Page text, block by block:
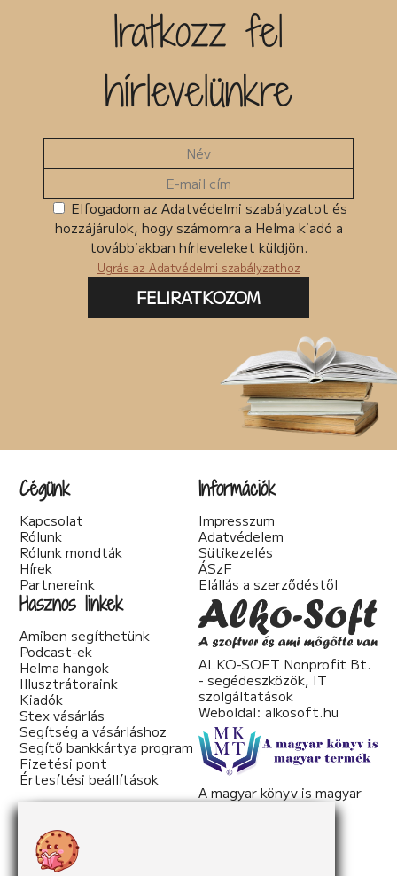
Iratkozz fel
hírlevelünkre
Elfogadom az Adatvédelmi szabályzatot és
hozzájárulok, hogy számomra a Helma kiadó a
továbbiakban hírleveleket küldjön.
Ugrás az Adatvédelmi szabályzathoz
FELIRATKOZOM
Cégünk
Kapcsolat
Rólunk
Rólunk mondták
Hírek
Partnereink
Információk
Impresszum
Adatvédelem
Sütikezelés
ÁSzF
Elállás a szerződéstől
Hasznos linkek
Amiben segíthetünk
Podcast-ek
Helma hangok
Illusztrátoraink
Kiadók
Stex vásárlás
Segítség a vásárláshoz
Segítő bankkártya program
Fizetési pont
Értesítési beállítások
ALKO-SOFT Nonprofit Bt.
- segédeszközök, IT
szolgáltatások
Weboldal: alkosoft.hu
A magyar könyv is magyar
termék